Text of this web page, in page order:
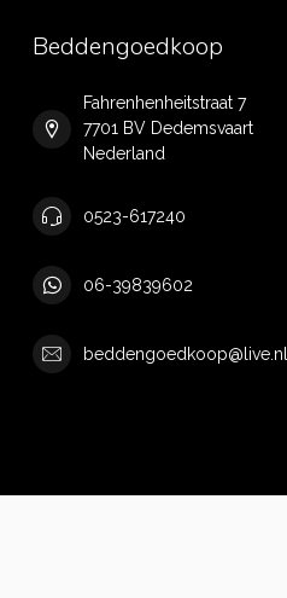
Beddengoedkoop
Fahrenhenheitstraat 7
7701 BV Dedemsvaart
Nederland
0523-617240
06-39839602
beddengoedkoop@live.nl